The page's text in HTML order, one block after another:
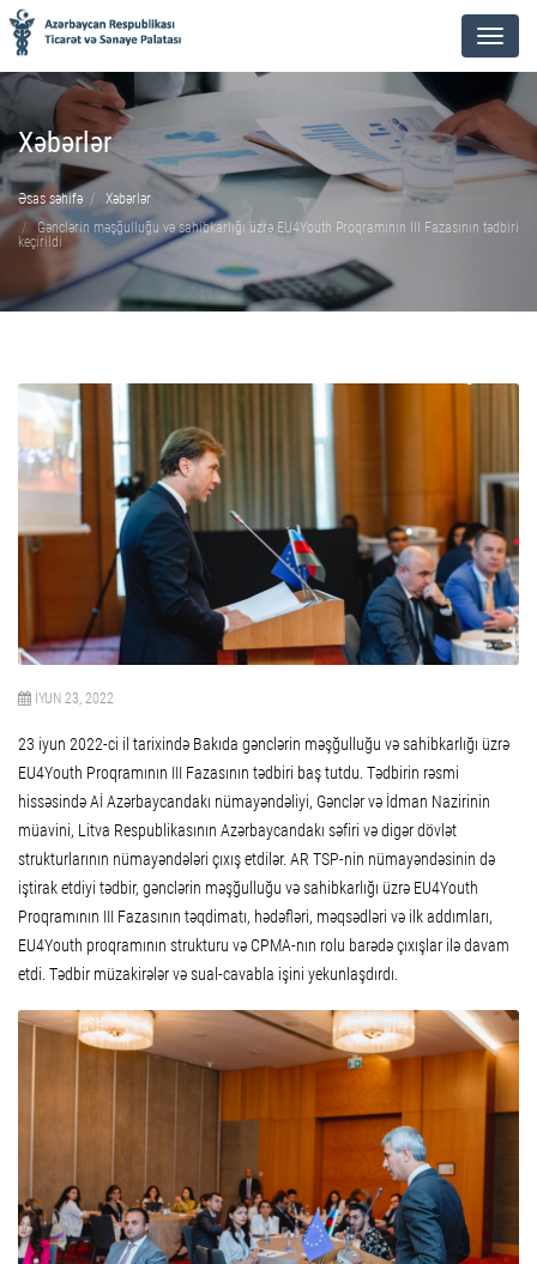
Menu
Xəbərlər
Əsas səhifə
Xəbərlər
Gənclərin məşğulluğu və sahibkarlığı üzrə EU4Youth Proqramının III Fazasının tədbiri
keçirildi
İYUN 23, 2022
23 iyun 2022-ci il tarixində Bakıda gənclərin məşğulluğu və sahibkarlığı üzrə
EU4Youth Proqramının III Fazasının tədbiri baş tutdu. Tədbirin rəsmi
hissəsində Aİ Azərbaycandakı nümayəndəliyi, Gənclər və İdman Nazirinin
müavini, Litva Respublikasının Azərbaycandakı səfiri və digər dövlət
strukturlarının nümayəndələri çıxış etdilər. AR TSP-nin nümayəndəsinin də
iştirak etdiyi tədbir, gənclərin məşğulluğu və sahibkarlığı üzrə EU4Youth
Proqramının III Fazasının təqdimatı, hədəfləri, məqsədləri və ilk addımları,
EU4Youth proqramının strukturu və CPMA-nın rolu barədə çıxışlar ilə davam
etdi. Tədbir müzakirələr və sual-cavabla işini yekunlaşdırdı.